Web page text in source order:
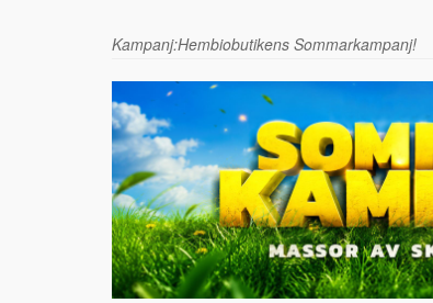
Kampanj:Hembiobutikens Sommarkampanj!